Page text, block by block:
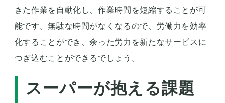
きた作業を自動化し、作業時間を短縮することが可
能です。無駄な時間がなくなるので、労働力を効率
化することができ、余った労力を新たなサービスに
つぎ込むことができるでしょう。
スーパーが抱える課題